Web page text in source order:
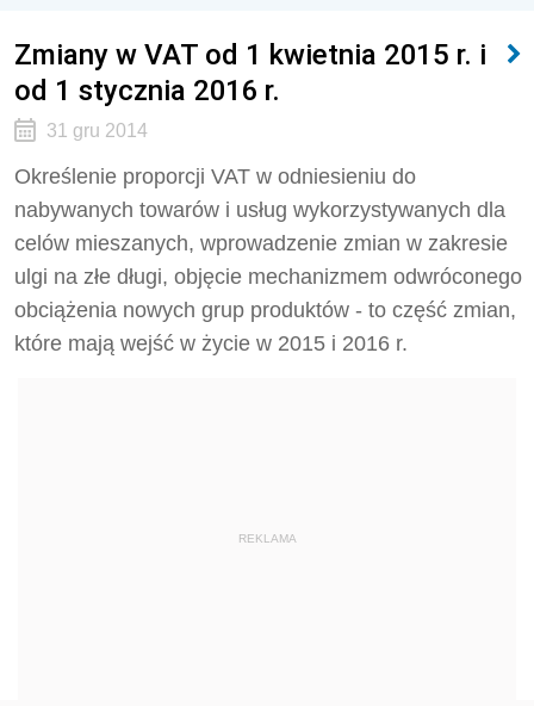
Zmiany w VAT od 1 kwietnia 2015 r. i
od 1 stycznia 2016 r.
31 gru 2014
Określenie proporcji VAT w odniesieniu do
nabywanych towarów i usług wykorzystywanych dla
celów mieszanych, wprowadzenie zmian w zakresie
ulgi na złe długi, objęcie mechanizmem odwróconego
obciążenia nowych grup produktów - to część zmian,
które mają wejść w życie w 2015 i 2016 r.
REKLAMA